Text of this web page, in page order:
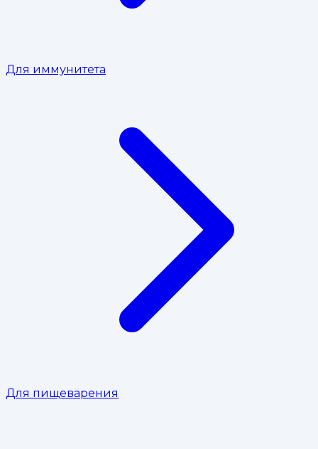
Для иммунитета
Для пищеварения